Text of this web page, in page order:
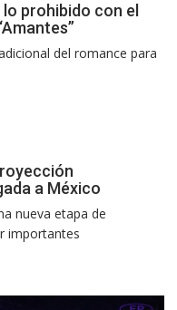
prohibido con el
del romance para
a México
nueva etapa de
importantes